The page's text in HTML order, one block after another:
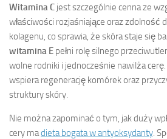
Witamina C jest szczególnie cenna ze
właściwości rozjaśniające oraz zdolność
kolagenu, co sprawia, że skóra staje się
witamina E pełni rolę silnego
wolne rodniki i jednocześnie nawilża cerę.
wspiera regenerację komórek oraz
struktury skóry.
Nie można zapominać o tym, jak duży
cery madieta bogata w antyoksydanty.